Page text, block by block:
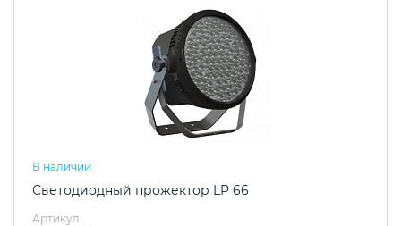
В наличии
Светодиодный прожектор LP 66
Артикул: